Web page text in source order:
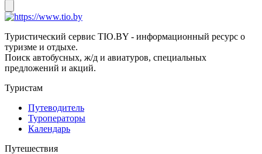
Туристический сервис TIO.BY - информационный ресурс о
туризме и отдыхе.
Поиск автобусных, ж/д и авиатуров, специальных
предложений и акций.
Туристам
Путеводитель
Туроператоры
Календарь
Путешествия